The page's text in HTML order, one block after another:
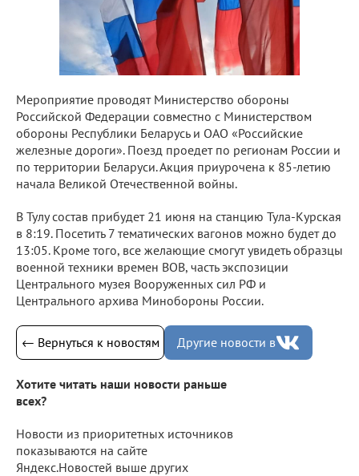
Мероприятие проводят Министерство обороны
Российской Федерации совместно с Министерством
обороны Республики Беларусь и ОАО «Российские
железные дороги». Поезд проедет по регионам России и
по территории Беларуси. Акция приурочена к 85-летию
начала Великой Отечественной войны.
В Тулу состав прибудет 21 июня на станцию Тула-Курская
в 8:19. Посетить 7 тематических вагонов можно будет до
13:05. Кроме того, все желающие смогут увидеть образцы
военной техники времен ВОВ, часть экспозиции
Центрального музея Вооруженных сил РФ и
Центрального архива Минобороны России.
← Вернуться к новостям Другие новости в
Хотите читать наши новости раньше
всех?
Новости из приоритетных источников
показываются на сайте
Яндекс.Новостей выше других